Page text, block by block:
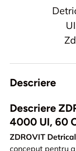
Descriere
Descriere
4000 UI, 60
ZDROVIT
conceput pentru